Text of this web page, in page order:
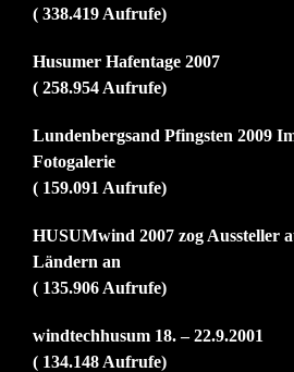
( 338.419 Aufrufe)
Husumer Hafentage 2007
( 258.954 Aufrufe)
Lundenbergsand Pfingsten 2009
Fotogalerie
( 159.091 Aufrufe)
HUSUMwind 2007 zog Aussteller
Ländern an
( 135.906 Aufrufe)
windtechhusum 18. – 22.9.2001
( 134.148 Aufrufe)